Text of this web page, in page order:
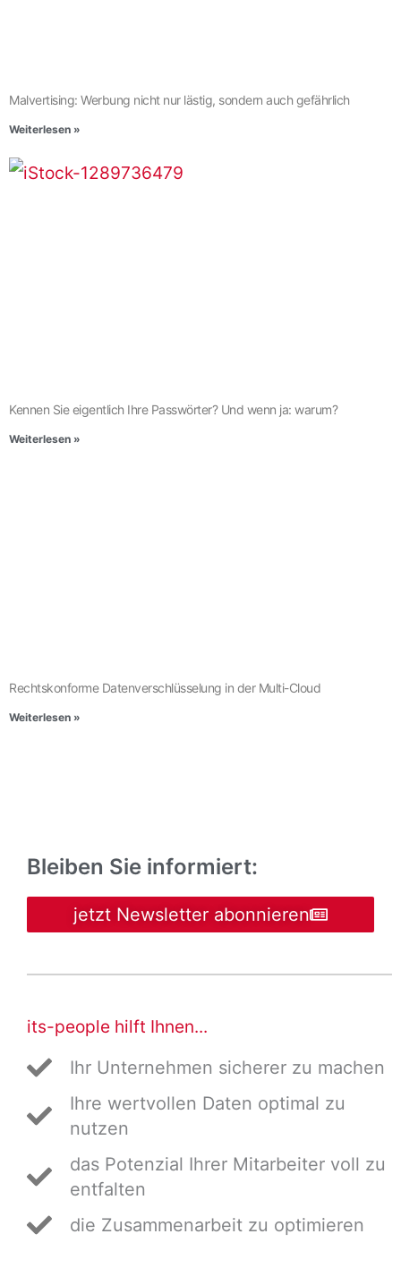
Malvertising: Werbung nicht nur lästig, sondern auch gefährlich
Weiterlesen »
Kennen Sie eigentlich Ihre Passwörter? Und wenn ja: warum?
Weiterlesen »
Rechtskonforme Datenverschlüsselung in der Multi-Cloud
Weiterlesen »
Bleiben Sie informiert:
jetzt Newsletter abonnieren
its-people hilft Ihnen...
Ihr Unternehmen sicherer zu machen
Ihre wertvollen Daten optimal zu
nutzen
das Potenzial Ihrer Mitarbeiter voll zu
entfalten
die Zusammenarbeit zu optimieren